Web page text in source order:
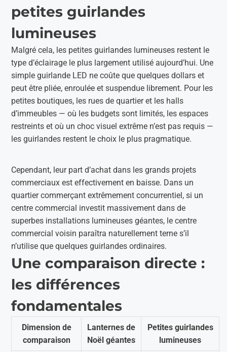
petites guirlandes
lumineuses
Malgré cela, les petites guirlandes lumineuses restent le
type d’éclairage le plus largement utilisé aujourd’hui. Une
simple guirlande LED ne coûte que quelques dollars et
peut être pliée, enroulée et suspendue librement. Pour les
petites boutiques, les rues de quartier et les halls
d’immeubles — où les budgets sont limités, les espaces
restreints et où un choc visuel extrême n’est pas requis —
les guirlandes restent le choix le plus pragmatique.
Cependant, leur part d’achat dans les grands projets
commerciaux est effectivement en baisse. Dans un
quartier commerçant extrêmement concurrentiel, si un
centre commercial investit massivement dans de
superbes installations lumineuses géantes, le centre
commercial voisin paraîtra naturellement terne s’il
n’utilise que quelques guirlandes ordinaires.
Une comparaison directe :
les différences
fondamentales
Dimension de
comparaison
Lanternes de
Noël géantes
Petites guirlandes
lumineuses